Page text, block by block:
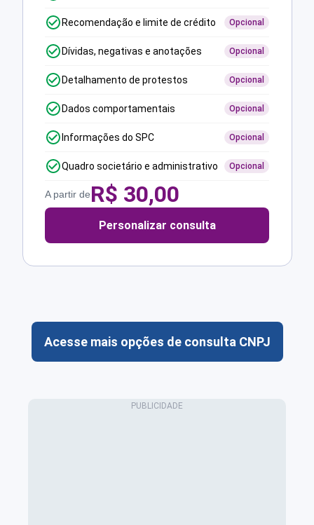
Recomendação e limite de crédito Opcional
Dívidas, negativas e anotações Opcional
Detalhamento de protestos Opcional
Dados comportamentais Opcional
Informações do SPC Opcional
Quadro societário e administrativo Opcional
A partir deR$ 30,00
Personalizar consulta
Acesse mais opções de consulta CNPJ